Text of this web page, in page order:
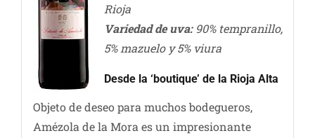
Rioja
Variedad de uva:90% tempranillo,
5% mazuelo y 5% viura
Desde la ‘boutique’ de la Rioja Alta
Objeto de deseo para muchos bodegueros,
Amézola de la Mora es un impresionante